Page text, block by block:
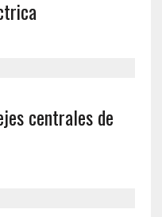
centrales de